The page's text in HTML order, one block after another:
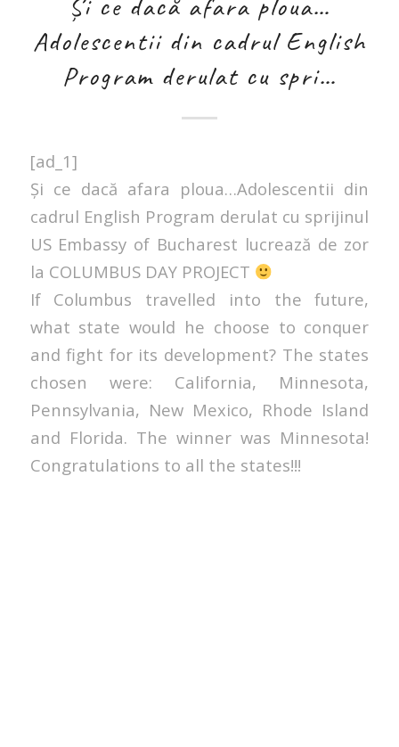
Adolescentii din cadrul English
Program derulat cu spri…
[ad_1]
Și ce dacă afara ploua…Adolescentii din
cadrul English Program derulat cu sprijinul
US Embassy of Bucharest lucrează de zor
la COLUMBUS DAY PROJECT
If Columbus travelled into the future,
what state would he choose to conquer
and fight for its development? The states
chosen were: California, Minnesota,
Pennsylvania, New Mexico, Rhode Island
and Florida. The winner was Minnesota!
Congratulations to all the states!!!